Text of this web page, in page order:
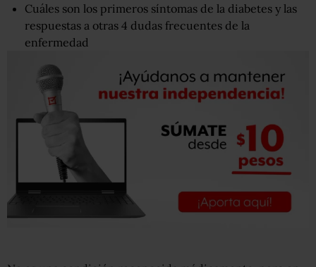
Cuáles son los primeros síntomas de la diabetes y las
respuestas a otras 4 dudas frecuentes de la
enfermedad